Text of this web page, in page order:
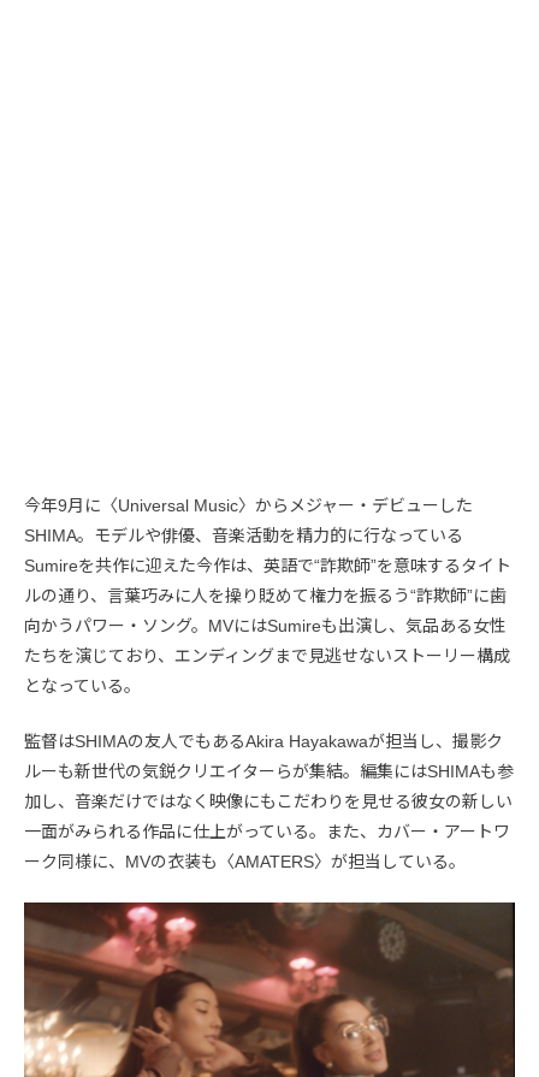
今年9月に〈Universal Music〉からメジャー・デビューした
SHIMA。モデルや俳優、音楽活動を精力的に行なっている
Sumireを共作に迎えた今作は、英語で“詐欺師”を意味するタイト
ルの通り、言葉巧みに人を操り貶めて権力を振るう“詐欺師”に歯
向かうパワー・ソング。MVにはSumireも出演し、気品ある女性
たちを演じており、エンディングまで見逃せないストーリー構成
となっている。
監督はSHIMAの友人でもあるAkira Hayakawaが担当し、撮影ク
ルーも新世代の気鋭クリエイターらが集結。編集にはSHIMAも参
加し、音楽だけではなく映像にもこだわりを見せる彼女の新しい
一面がみられる作品に仕上がっている。また、カバー・アートワ
ーク同様に、MVの衣装も〈AMATERS〉が担当している。